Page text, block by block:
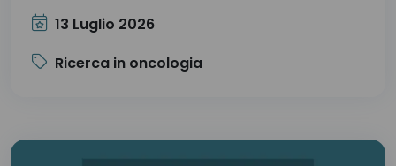
I centri visualizzati eseguono almeno 135
interventi chirurgici l'anno per tumore della
mammella e sono quindi considerati ad alto
Riferimenti normativi:
13 Luglio 2026
Ricerca in oncologia